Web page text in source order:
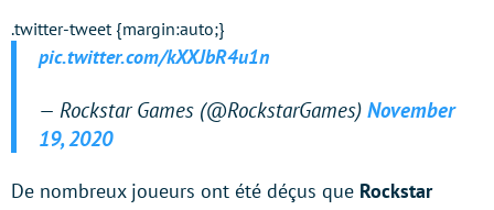
.twitter-tweet {margin:auto;}
pic.twitter.com/kXXJbR4u1n
— Rockstar Games (@RockstarGames) November
19, 2020
De nombreux joueurs ont été déçus que Rockstar